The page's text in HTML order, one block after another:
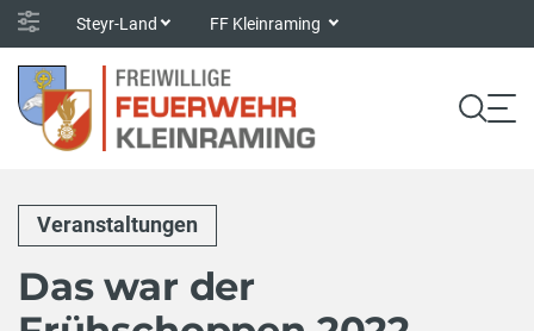
Steyr-Land FF Kleinraming
Veranstaltungen
Das war der